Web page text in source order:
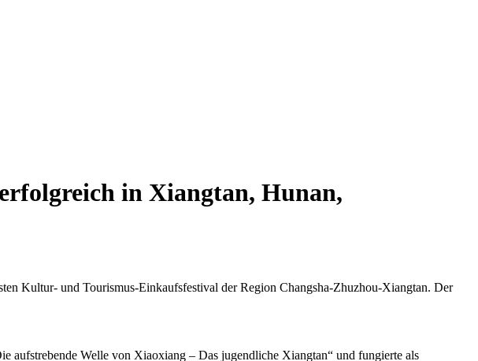
in Xiangtan, Hunan,
Kultur- und Tourismus-Einkaufsfestival der Region Changsha-Zhuzhou-Xiangtan. Der
aufstrebende Welle von Xiaoxiang – Das jugendliche Xiangtan“ und fungierte als